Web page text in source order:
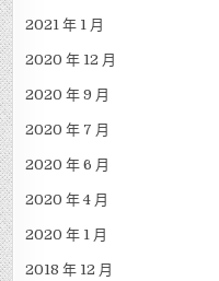
2021 年 1 月
2020 年 12 月
2020 年 9 月
2020 年 7 月
2020 年 6 月
2020 年 4 月
2020 年 1 月
2018 年 12 月